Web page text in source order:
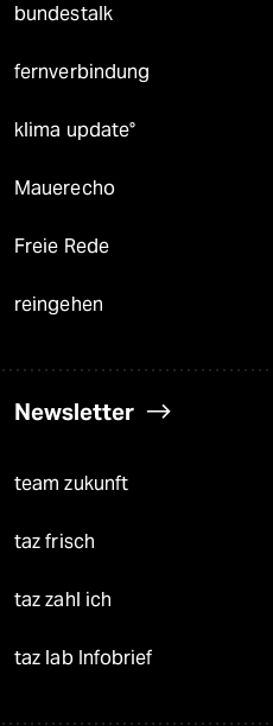
bundestalk
fernverbindung
klima update°
Mauerecho
Freie Rede
reingehen
Newsletter
team zukunft
taz frisch
taz zahl ich
taz lab Infobrief